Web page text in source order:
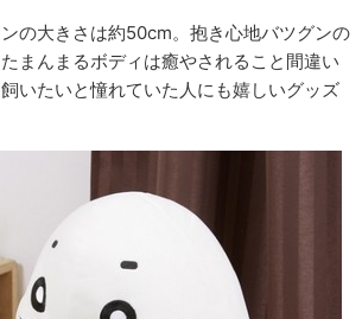
の大きさは約50cm。抱き心地バツグンの
まんまるボディは癒やされること間違い
いたいと憧れていた人にも嬉しいグッズ